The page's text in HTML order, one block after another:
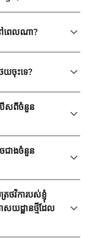
ពេលណា?
យចុះទេ?
ើសពីចំនួន
ចជាងចំនួន
រថវិការបស់ខ្ញុំ
ាសយដ្ឋានថ្មីដែល